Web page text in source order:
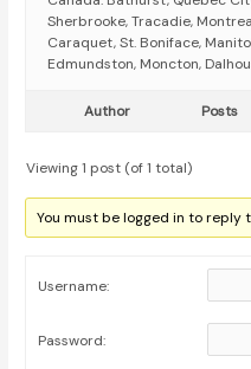
Sherbrooke, Tracadie,
Caraquet, St. Boniface,
Edmundston, Moncton,
Author Posts
Viewing 1 post (of 1 total)
You must be logged in to reply
Username:
Password: